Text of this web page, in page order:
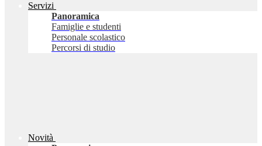
Servizi
Panoramica
Famiglie e studenti
Personale scolastico
Percorsi di studio
Novità